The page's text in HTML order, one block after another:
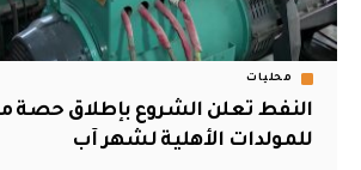
محليات
النفط تعلن الشروع بإطلاق حصة
للمولدات الأهلية لشهر آب